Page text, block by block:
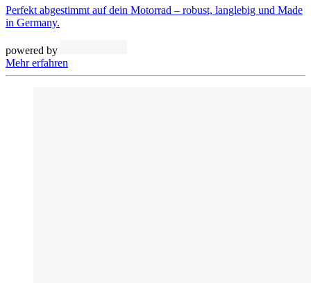
Perfekt abgestimmt auf dein Motorrad – robust, langlebig und Made
in Germany.
powered by
Mehr erfahren